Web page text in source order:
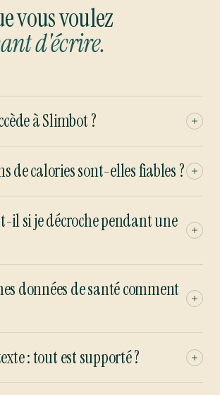
vous voulez
d'écrire.
à Slimbot ?
de calories sont-elles fiables ?
il si je décroche pendant une
données de santé comment
: tout est supporté ?